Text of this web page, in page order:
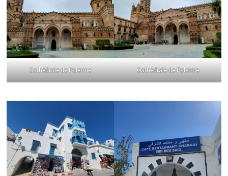
Cathédrale de Palerme Cathédrale de Palerme